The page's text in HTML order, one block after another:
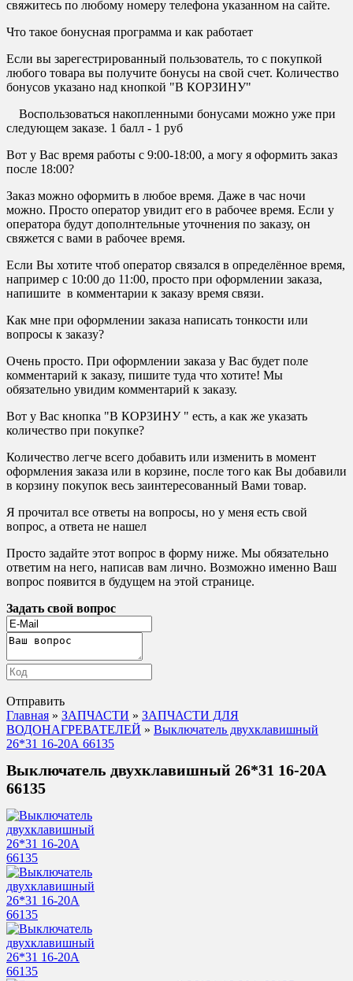
свяжитесь по любому номеру телефона указанном на сайте.
Что такое бонусная программа и как работает
Если вы зарегестрированный пользователь, то с покупкой
любого товара вы получите бонусы на свой счет. Количество
бонусов указано над кнопкой "В КОРЗИНУ"
Воспользоваться накопленными бонусами можно уже при
следующем заказе. 1 балл - 1 руб
Вот у Вас время работы с 9:00-18:00, а могу я оформить заказ
после 18:00?
Заказ можно оформить в любое время. Даже в час ночи
можно. Просто оператор увидит его в рабочее время. Если у
оператора будут дополнтельные уточнения по заказу, он
свяжется с вами в рабочее время.
Если Вы хотите чтоб оператор связался в определённое время,
например с 10:00 до 11:00, просто при оформлении заказа,
напишите в комментарии к заказу время связи.
Как мне при оформлении заказа написать тонкости или
вопросы к заказу?
Очень просто. При оформлении заказа у Вас будет поле
комментарий к заказу, пишите туда что хотите! Мы
обязательно увидим комментарий к заказу.
Вот у Вас кнопка "В КОРЗИНУ " есть, а как же указать
количество при покупке?
Количество легче всего добавить или изменить в момент
оформления заказа или в корзине, после того как Вы добавили
в корзину покупок весь заинтересованный Вами товар.
Я прочитал все ответы на вопросы, но у меня есть свой
вопрос, а ответа не нашел
Просто задайте этот вопрос в форму ниже. Мы обязательно
ответим на него, написав вам лично. Возможно именно Ваш
вопрос появится в будущем на этой странице.
Задать свой вопрос
Отправить
Главная » ЗАПЧАСТИ » ЗАПЧАСТИ ДЛЯ
ВОДОНАГРЕВАТЕЛЕЙ » Выключатель двухклавишный
26*31 16-20А 66135
Выключатель двухклавишный 26*31 16-20А
66135